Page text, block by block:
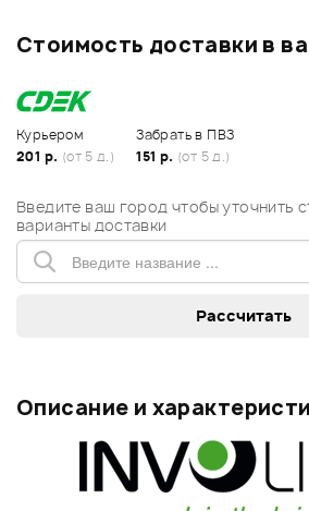
Стоимость доставки в
Курьером
201 р. (от 5 д.)
Забрать в ПВЗ
151 р. (от 5 д.)
Введите ваш город чтобы уточнить
варианты доставки
Описание и